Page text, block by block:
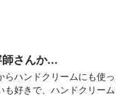
さんか...
ハンドクリームにも使っ
も好きで、ハンドクリーム